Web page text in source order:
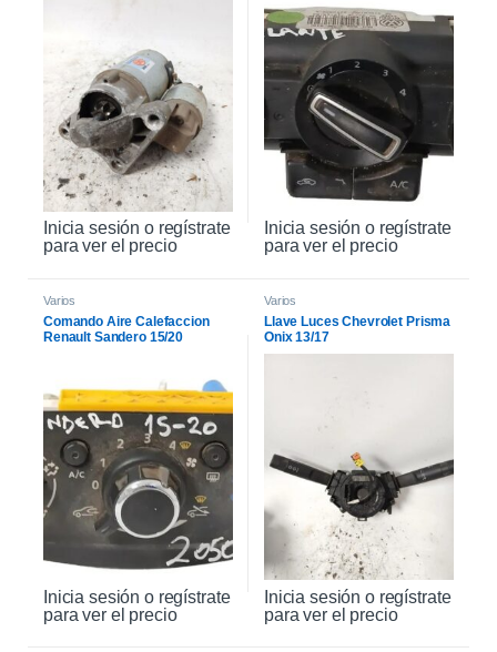
Inicia sesión o regístrate
para ver el precio
Inicia sesión o regístrate
para ver el precio
Varios
Comando Aire Calefaccion
Renault Sandero 15/20
Inicia sesión o regístrate
para ver el precio
Varios
Llave Luces Chevrolet Prisma
Onix 13/17
Inicia sesión o regístrate
para ver el precio